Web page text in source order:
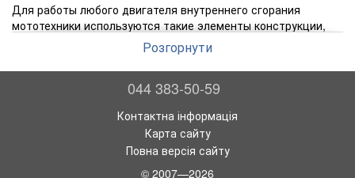
Для работы любого двигателя внутреннего сгорания
мототехники используются такие элементы конструкции,
как поршни. Поршневая группа пребывает под регулярным
воздействием всевозможных факторов и подлежит износу,
несмотря на прочность деталей. Новые поршни Wossner в
сборе для мотоцикла могут стать отличным решением для
Конструкция поршня мотоцикла
В конструкции поршня мотора можно отметить
Розгорнути
044 383-50-59
Контактна інформація
Карта сайту
Повна версія сайту
© 2007—2026